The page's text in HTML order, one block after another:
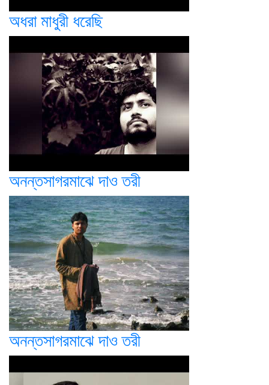
অধরা মাধুরী ধরেছি
অনন্তসাগরমাঝে দাও তরী
অনন্তসাগরমাঝে দাও তরী